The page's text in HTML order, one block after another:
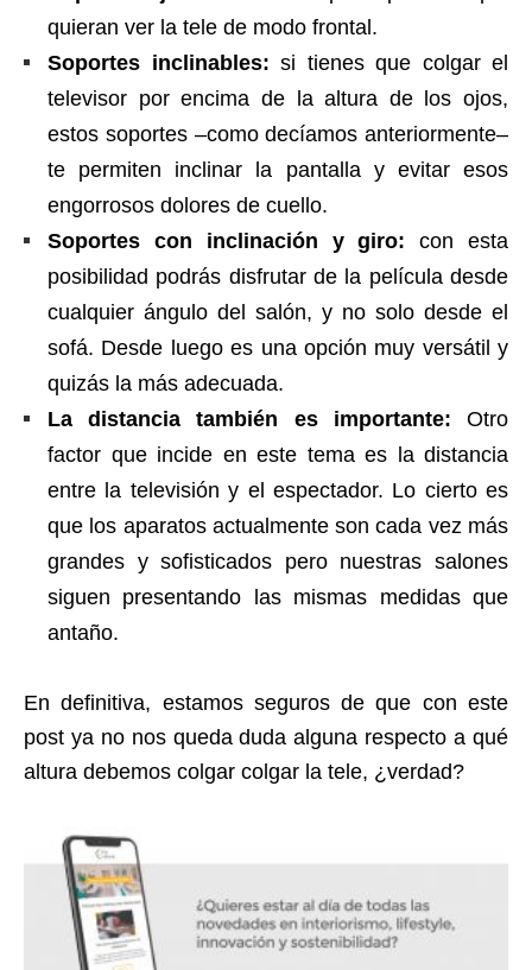
quieran ver la tele de modo frontal.
Soportes inclinables: si tienes que colgar el
televisor por encima de la altura de los ojos,
estos soportes –como decíamos anteriormente–
te permiten inclinar la pantalla y evitar esos
engorrosos dolores de cuello.
Soportes con inclinación y giro: con esta
posibilidad podrás disfrutar de la película desde
cualquier ángulo del salón, y no solo desde el
sofá. Desde luego es una opción muy versátil y
quizás la más adecuada.
La distancia también es importante: Otro
factor que incide en este tema es la distancia
entre la televisión y el espectador. Lo cierto es
que los aparatos actualmente son cada vez más
grandes y sofisticados pero nuestras salones
siguen presentando las mismas medidas que
antaño.
En definitiva, estamos seguros de que con este
post ya no nos queda duda alguna respecto a qué
altura debemos colgar colgar la tele, ¿verdad?